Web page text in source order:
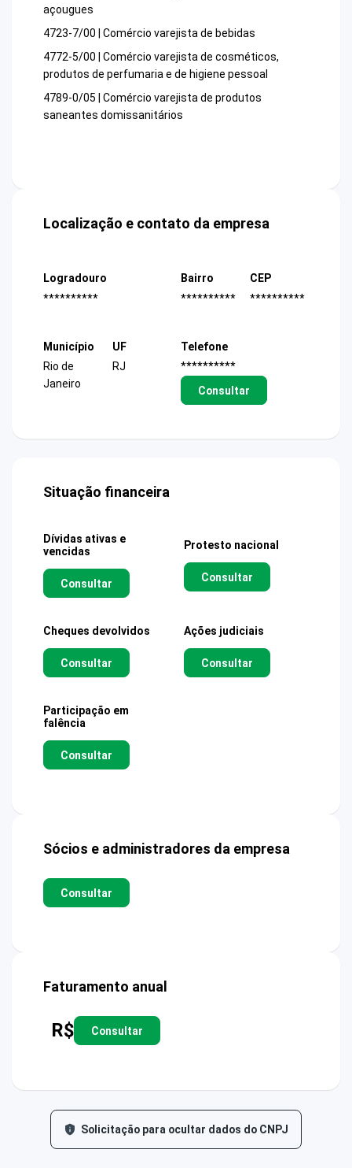
açougues
4723-7/00 | Comércio varejista de bebidas
4772-5/00 | Comércio varejista de cosméticos,
produtos de perfumaria e de higiene pessoal
4789-0/05 | Comércio varejista de produtos
saneantes domissanitários
Localização e contato da empresa
Logradouro
**********
Bairro
**********
CEP
**********
Município
Rio de
Janeiro
UF
RJ
Telefone
**********
Consultar
Situação financeira
Dívidas ativas e
vencidas
Consultar
Protesto nacional
Consultar
Cheques devolvidos
Consultar
Ações judiciais
Consultar
Participação em
falência
Consultar
Sócios e administradores da empresa
Consultar
Faturamento anual
R$ Consultar
Solicitação para ocultar dados do CNPJ